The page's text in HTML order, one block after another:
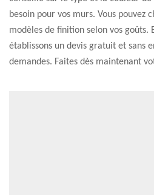
besoin pour vos murs. Vous pouvez
modèles de finition selon vos goûts.
établissons un devis gratuit et sans
demandes. Faites dès maintenant